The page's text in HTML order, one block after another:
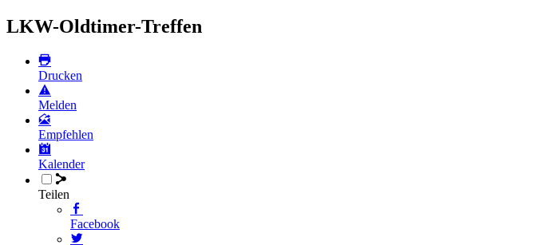
LKW-Oldtimer-Treffen
Drucken
Melden
Empfehlen
Kalender
Teilen
Facebook